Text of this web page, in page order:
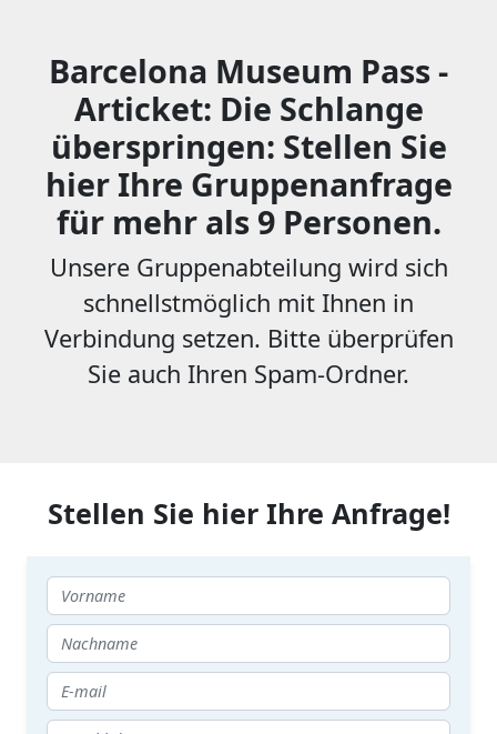
Barcelona Museum Pass -
Articket: Die Schlange
überspringen: Stellen Sie
hier Ihre Gruppenanfrage
für mehr als 9 Personen.
Unsere Gruppenabteilung wird sich
schnellstmöglich mit Ihnen in
Verbindung setzen. Bitte überprüfen
Sie auch Ihren Spam-Ordner.
Stellen Sie hier Ihre Anfrage!